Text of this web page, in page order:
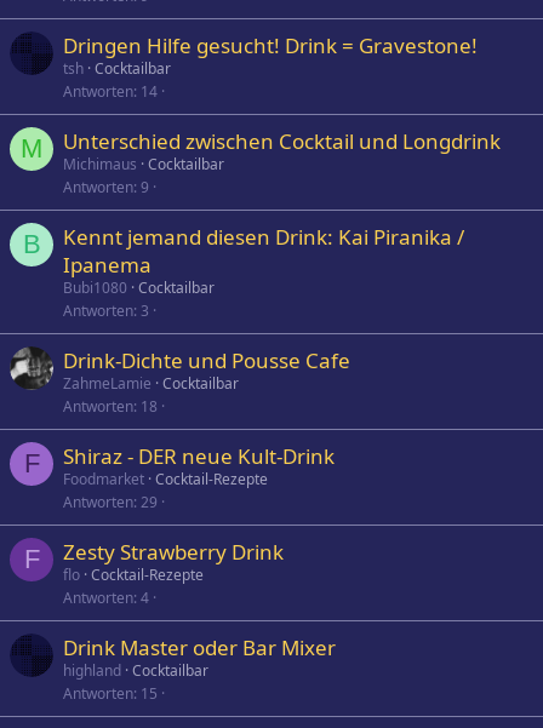
Dringen Hilfe gesucht! Drink = Gravestone!
tsh Cocktailbar
Antworten 14
M Unterschied zwischen Cocktail und Longdrink
Michimaus Cocktailbar
Antworten 9
B
Kennt jemand diesen Drink: Kai Piranika /
Ipanema
Bubi1080 Cocktailbar
Antworten 3
Drink-Dichte und Pousse Cafe
ZahmeLamie Cocktailbar
Antworten 18
F Shiraz - DER neue Kult-Drink
Foodmarket Cocktail-Rezepte
Antworten 29
F Zesty Strawberry Drink
flo Cocktail-Rezepte
Antworten 4
Drink Master oder Bar Mixer
highland Cocktailbar
Antworten 15